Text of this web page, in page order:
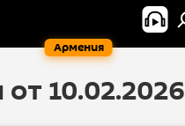
Армения
10.02.2026